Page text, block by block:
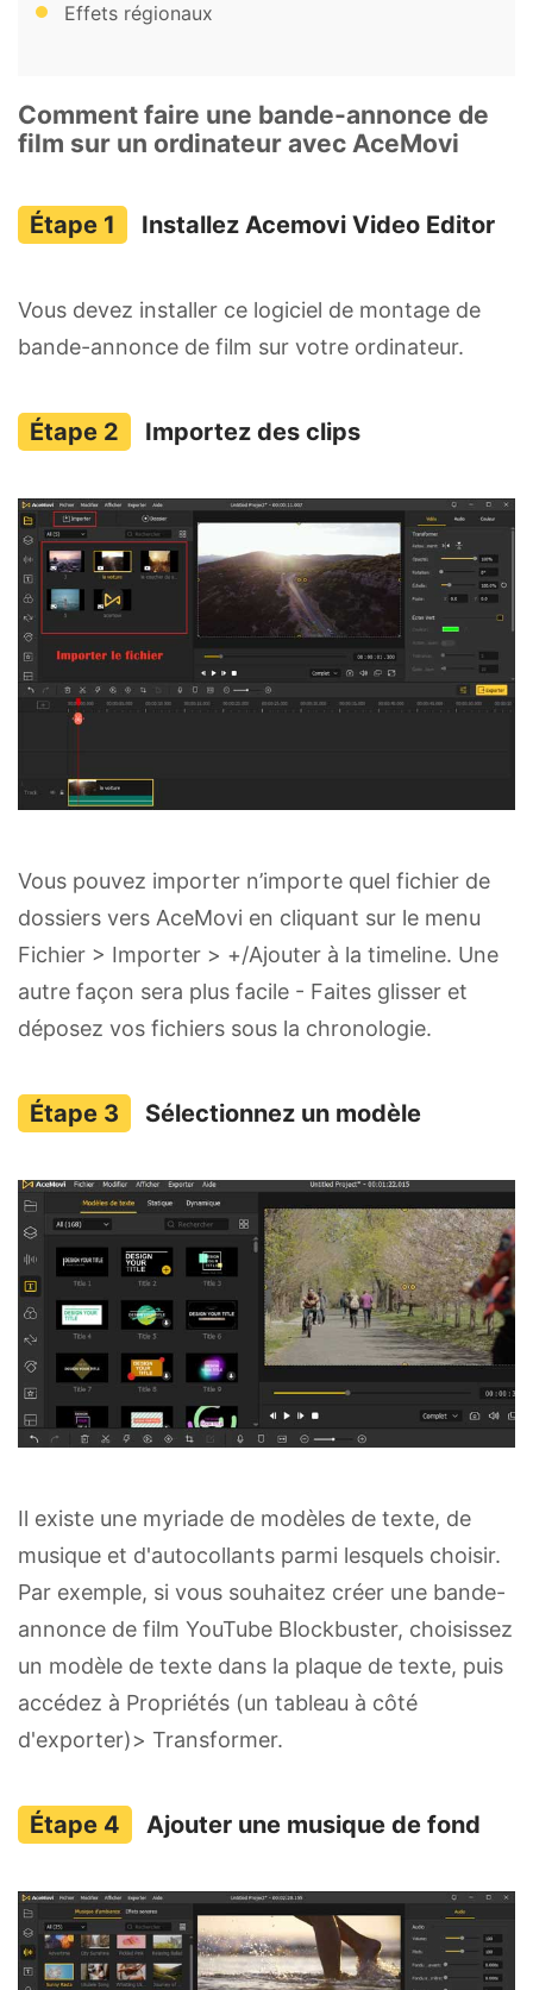
Effets régionaux
Comment faire une bande-annonce de
film sur un ordinateur avec AceMovi
Installez Acemovi Video Editor
Vous devez installer ce logiciel de montage de
bande-annonce de film sur votre ordinateur.
Importez des clips
Vous pouvez importer n’importe quel fichier de
dossiers vers AceMovi en cliquant sur le menu
Fichier > Importer > +/Ajouter à la timeline. Une
autre façon sera plus facile - Faites glisser et
déposez vos fichiers sous la chronologie.
Sélectionnez un modèle
Il existe une myriade de modèles de texte, de
musique et d'autocollants parmi lesquels choisir.
Par exemple, si vous souhaitez créer une bande-
annonce de film YouTube Blockbuster, choisissez
un modèle de texte dans la plaque de texte, puis
accédez à Propriétés (un tableau à côté
d'exporter)> Transformer.
Ajouter une musique de fond